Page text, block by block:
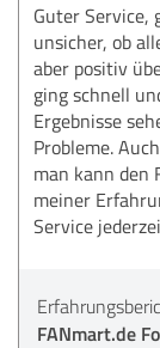
Guter Service,
unsicher, ob
aber positiv
ging schnell
Ergebnisse
Probleme.
man kann den
meiner
Service
FANmart.de